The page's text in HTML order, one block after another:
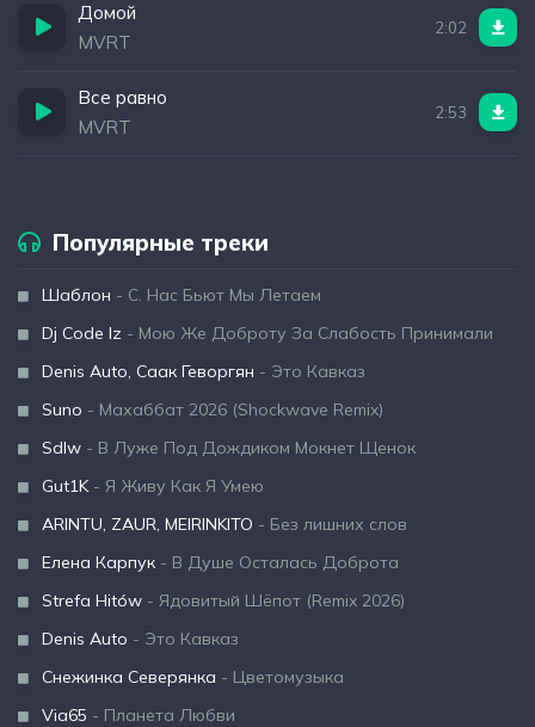
Домой
MVRT
2:02
Все равно
MVRT
2:53
Популярные треки
Шаблон - С. Нас Бьют Мы Летаем
Dj Code Iz - Мою Же Доброту За Слабость Принимали
Denis Auto, Саак Геворгян - Это Кавказ
Suno - Махаббат 2026 (Shockwave Remix)
Sdlw - В Луже Под Дождиком Мокнет Щенок
Gut1K- Я Живу Как Я Умею
ARINTU, ZAUR, MEIRINKITO - Без лишних слов
Елена Карпук - В Душе Осталась Доброта
Strefa Hitów - Ядовитый Шёпот (Remix 2026)
Denis Auto - Это Кавказ
Снежинка Северянка - Цветомузыка
Via65 - Планета Любви